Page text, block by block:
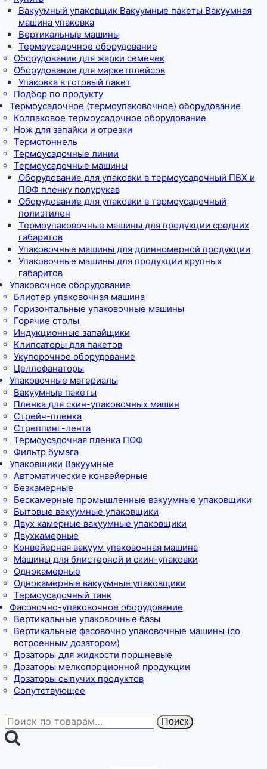
Вакуумный упаковщик Вакуумные пакеты Вакуумная
машина упаковка
Вертикальные машины
Термоусадочное оборудование
Оборудование для жарки семечек
Оборудование для маркетплейсов
Упаковка в готовый пакет
Подбор по продукту
Термоусадочное (термоупаковочное) оборудование
Колпаковое термоусадочное оборудование
Нож для запайки и отрезки
Термотоннель
Термоусадочные линии
Термоусадочные машины
Оборудование для упаковки в термоусадочный ПВХ и
ПОФ пленку полурукав
Оборудование для упаковки в термоусадочный
полиэтилен
Термоупаковочные машины для продукции средних
габаритов
Упаковочные машины для длинномерной продукции
Упаковочные машины для продукции крупных
габаритов
Упаковочное оборудование
Блистер упаковочная машина
Горизонтальные упаковочные машины
Горячие столы
Индукционные запайщики
Клипсаторы для пакетов
Укупорочное оборудование
Целлофанаторы
Упаковочные материалы
Вакуумные пакеты
Пленка для скин-упаковочных машин
Стрейч-пленка
Стреппинг-лента
Термоусадочная пленка ПОФ
Фильтр бумага
Упаковщики Вакуумные
Автоматические конвейерные
Безкамерные
Бескамерные промышленные вакуумные упаковщики
Бытовые вакуумные упаковщики
Двух камерные вакуумные упаковщики
Двухкамерные
Конвейерная вакуум упаковочная машина
Машины для блистерной и скин-упаковки
Однокамерные
Однокамерные вакуумные упаковщики
Термоусадочный танк
Фасовочно-упаковочное оборудование
Вертикальные упаковочные базы
Вертикальные фасовочно упаковочные машины (со
встроенным дозатором)
Дозаторы для жидкости поршневые
Дозаторы мелкопорционной продукции
Дозаторы сыпучих продуктов
Сопутствующее
Искать: Поиск